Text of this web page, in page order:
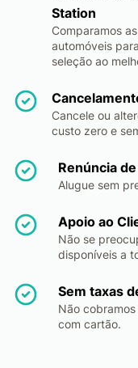
Station
Comparamos
automóveis
seleção ao
Cancele ou
custo zero e
Renúncia
Alugue sem
Apoio ao
Não se
disponíveis a
Sem taxas
Não
com cartão.